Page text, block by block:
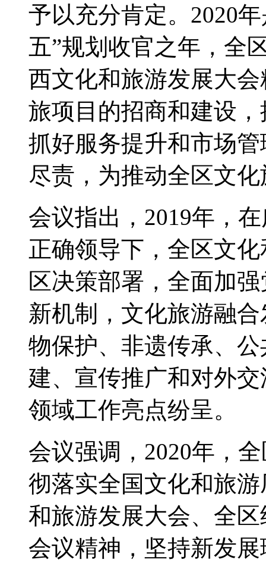
予以充分肯定。2020
五”规划收官之年，全
西文化和旅游发展大
旅项目的招商和建设
抓好服务提升和市场
尽责，为推动全区文
会议指出，2019年，
正确领导下，全区文
区决策部署，全面加
新机制，文化旅游融
物保护、非遗传承、
建、宣传推广和对外
领域工作亮点纷呈。
会议强调，2020年，
彻落实全国文化和旅
和旅游发展大会、全
会议精神，坚持新发